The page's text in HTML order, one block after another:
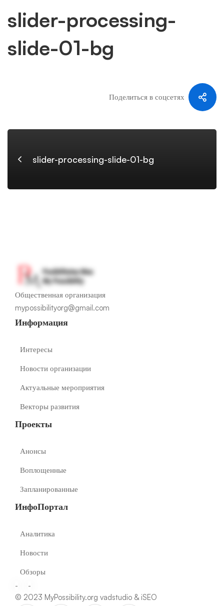
slider-
processing-
01-
bg
slider-processing-
slide-01-bg
Поделиться в соцсетях
slider-processing-slide-01-bg
Общественная организация
mypossibilityorg@gmail.com
Информация
Интересы
Новости организации
Актуальные мероприятия
Векторы развития
Проекты
Анонсы
Воплощенные
Запланированные
ИнфоПортал
Аналитика
Новости
Обзоры
-
-
© 2023 MyPossibility.org vadstudio & iSEO